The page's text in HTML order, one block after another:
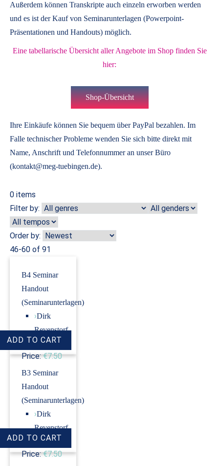
Außerdem können Transkripte auch einzeln erworben werden
und es ist der Kauf von Seminarunterlagen (Powerpoint-
Präsentationen und Handouts) möglich.
Eine tabellarische Übersicht aller Angebote im Shop finden Sie
hier:
Shop-Übersicht
Ihre Einkäufe können Sie bequem über PayPal bezahlen. Im
Falle technischer Probleme wenden Sie sich bitte direkt mit
Name, Anschrift und Telefonnummer an unser Büro
(kontakt@meg-tuebingen.de).
0 items
Filter by:
Order by:
46-60 of 91
B4 Seminar
Handout
(Seminarunterlagen)
›Dirk
Revenstorf
Price: €7.50
B3 Seminar
Handout
(Seminarunterlagen)
›Dirk
Revenstorf
Price: €7.50